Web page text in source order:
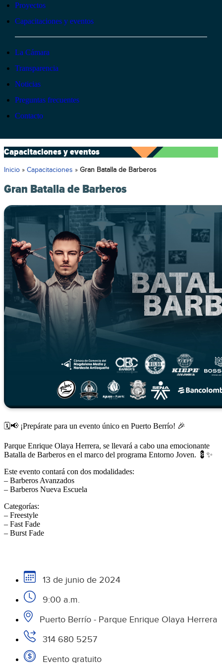
Proyectos
Capacitaciones y eventos
La Cámara
Transparencia
Noticias
Preguntas frecuentes
Contacto
Capacitaciones y eventos
Inicio » Capacitaciones » Gran Batalla de Barberos
Gran Batalla de Barberos
🗓️📢 ¡Prepárate para un evento único en Puerto Berrío! 🎉
Parque Enrique Olaya Herrera, se llevará a cabo una emocionante
Batalla de Barberos en el marco del programa Entorno Joven. 💈✨
Este evento contará con dos modalidades:
– Barberos Avanzados
– Barberos Nueva Escuela
Categorías:
– Freestyle
– Fast Fade
– Burst Fade
13 de junio de 2024
9:00 a.m.
Puerto Berrío - Parque Enrique Olaya Herrera
314 680 5257
Evento gratuito